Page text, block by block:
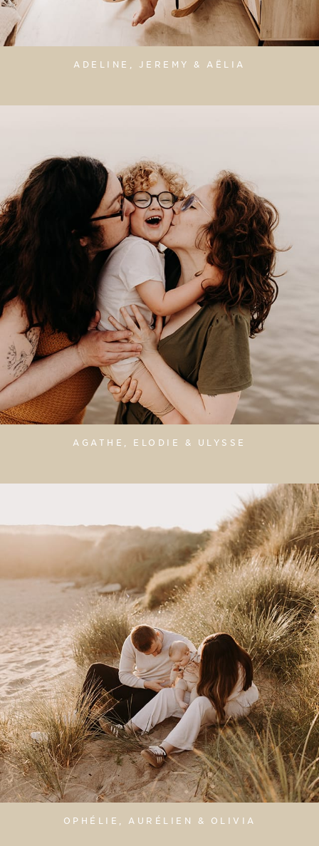
ADELINE, JEREMY & AËLIA
AGATHE, ELODIE & ULYSSE
OPHÉLIE, AURÉLIEN & OLIVIA